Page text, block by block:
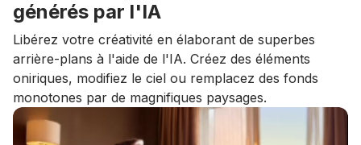
générés par l'IA
Libérez votre créativité en élaborant de superbes
arrière-plans à l'aide de l'IA. Créez des éléments
oniriques, modifiez le ciel ou remplacez des fonds
monotones par de magnifiques paysages.